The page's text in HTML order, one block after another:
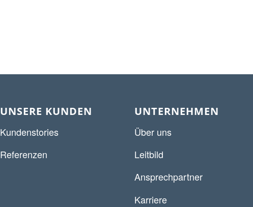
UNSERE KUNDEN
Kundenstories
Referenzen
UNTERNEHMEN
Über uns
Leitbild
Ansprechpartner
Karriere